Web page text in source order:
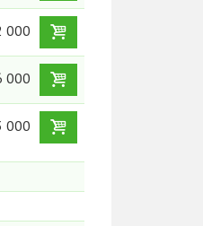
000
000
000